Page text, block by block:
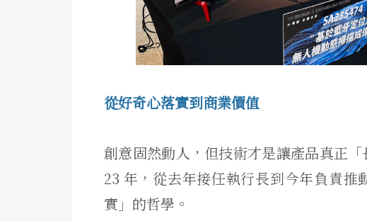
從好奇心落實到商業價值
創意固然動人，但技術才是讓產品真正
23 年，從去年接任執行長到今年負責
實」的哲學。